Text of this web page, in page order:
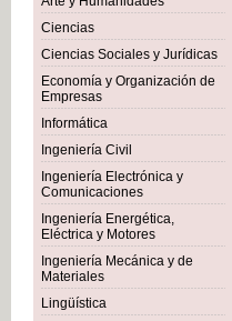
Ciencias
Ciencias Sociales y Jurídicas
Economía y Organización de
Empresas
Informática
Ingeniería Civil
Ingeniería Electrónica y
Comunicaciones
Ingeniería Energética,
Eléctrica y Motores
Ingeniería Mecánica y de
Materiales
Lingüística